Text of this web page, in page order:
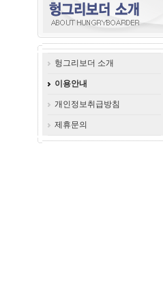
헝그리보더 소개
이용안내
개인정보취급방침
제휴문의